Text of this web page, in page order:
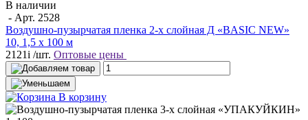
В наличии
- Арт. 2528
Воздушно-пузырчатая пленка 2-х слойная Д «BASIC NEW»
10, 1,5 х 100 м
2121i /шт. Оптовые цены
В корзину